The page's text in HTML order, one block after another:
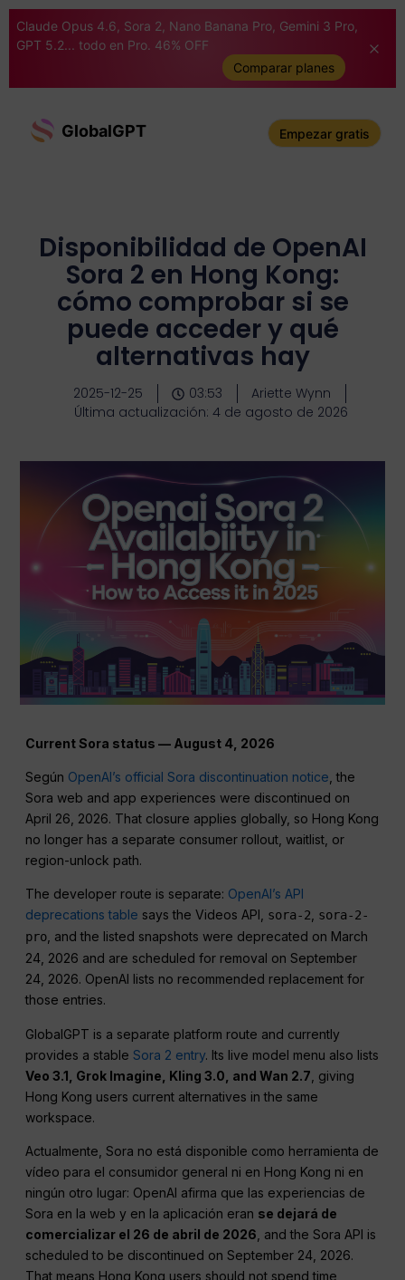
Claude Opus 4.6, Sora 2, Nano Banana Pro, Gemini 3 Pro,
GPT 5.2... todo en Pro. 46% OFF
Comparar planes
GlobalGPT Empezar gratis
Disponibilidad de OpenAI
Sora 2 en Hong Kong:
cómo comprobar si se
puede acceder y qué
alternativas hay
2025-12-25 03:53
Ariette Wynn
Última actualización: 4 de agosto de 2026
Current Sora status — August 4, 2026
Según OpenAI’s official Sora discontinuation notice , the
Sora web and app experiences were discontinued on
April 26, 2026. That closure applies globally, so Hong Kong
no longer has a separate consumer rollout, waitlist, or
region-unlock path.
The developer route is separate: OpenAI’s API
deprecations table says the Videos API, sora-2, sora-2-
pro, and the listed snapshots were deprecated on March
24, 2026 and are scheduled for removal on September
24, 2026. OpenAI lists no recommended replacement for
those entries.
GlobalGPT is a separate platform route and currently
provides a stableSora 2 entry. Its live model menu also lists
Veo 3.1, Grok Imagine, Kling 3.0, and Wan 2.7 , giving
Hong Kong users current alternatives in the same
workspace.
Actualmente, Sora no está disponible como herramienta de
vídeo para el consumidor general ni en Hong Kong ni en
ningún otro lugar: OpenAI afirma que las experiencias de
Sora en la web y en la aplicación eran se dejará de
comercializar el 26 de abril de 2026 , and the Sora API is
scheduled to be discontinued on September 24, 2026.
That means Hong Kong users should not spend time